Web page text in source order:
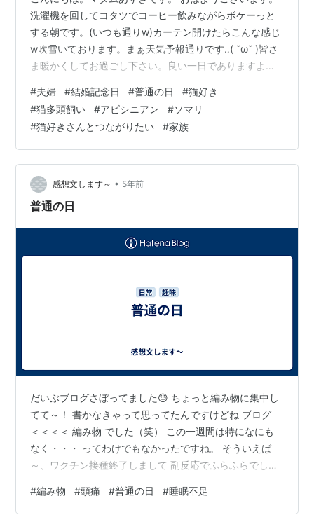
洗濯機を回してコタツでコーヒー飲みながらボケーっと
する朝です。(いつも通りw)カーテン開けたらこんな感じ
w吹雪いております。まぁ天気予報通りです‥( ˘ω˘ )皆さ
ま暖かくしてお過ごし下さい。良い一日でありますよう
(@azuazuazukina) 2022年1月29日 こんな感じで過ごす
普通の日曜日ですが 実は 本日 ワタクシたち夫婦の 20年
目の結婚記念日です。 ずっと前にも話題にしたことがあ
ると思いますが 書類に 本人 あず夫 続柄 本人 配偶者 あ
ずき 続柄 毒 （←…
#夫婦 #結婚記念日 #普通の日 #猫好き
#猫多頭飼い #アビシニアン #ソマリ
#猫好きさんとつながりたい #家族
感想文します～ • 5年前
普通の日
だいぶブログさぼってました😓 ちょっと編み物に集中し
てて～！ 書かなきゃって思ってたんですけどね ブログ
＜＜＜＜ 編み物 でした（笑） この一週間は特になにも
なく・・・ ってわけでもなかったですね。 そういえば
～、ワクチン接種終了しまして 副反応でふらふらでした
調べてみたら、同じようになっている方がいたので 副反
応だったらしいです！ って感じの１回目だったので、２
#編み物 #頭痛 #普通の日 #睡眠不足